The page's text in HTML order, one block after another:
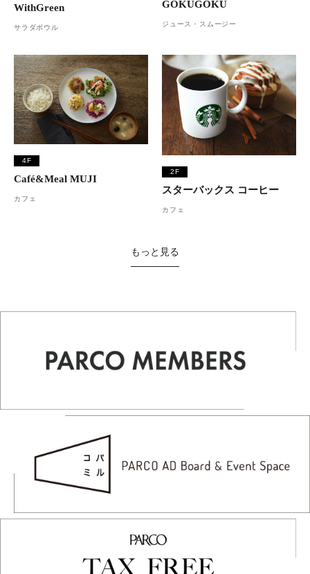
WithGreen
サラダボウル
GOKUGOKU
ジュース・スムージー
4F
Café&Meal MUJI
カフェ
2F
スターバックス コーヒー
カフェ
もっと見る